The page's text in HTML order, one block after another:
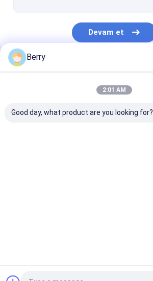
Devam et
Kategorilerimiz
Berry
2:01 AM
Good day, what product are you looking for?